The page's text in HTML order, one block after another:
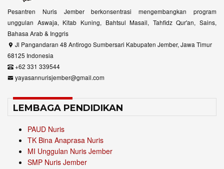
Pesantren Nuris Jember berkonsentrasi mengembangkan program
unggulan Aswaja, Kitab Kuning, Bahtsul Masail, Tahfidz Qur'an, Sains,
Bahasa Arab & Inggris
Jl Pangandaran 48 Antirogo Sumbersari Kabupaten Jember, Jawa Timur
68125 Indonesia
+62 331 339544
yayasannurisjember@gmail.com
LEMBAGA PENDIDIKAN
PAUD Nuris
TK Bina Anaprasa Nuris
MI Unggulan Nuris Jember
SMP Nuris Jember